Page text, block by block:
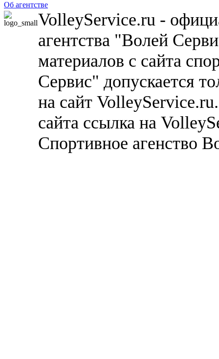
Об агентстве
VolleyService.ru -
агентства "Волей
материалов с сайта
Сервис" допускается
на сайт
сайта ссылка на
Спортивное агенство